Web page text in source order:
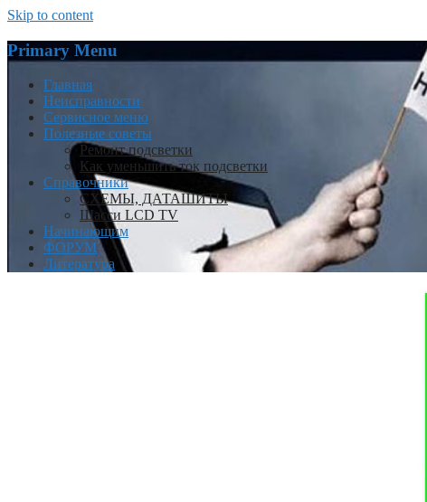
Skip to content
Primary Menu
Главная
Неисправности
Сервисное меню
Полезные советы
Ремонт подсветки
Как уменьшить ток подсветки
Справочники
СХЕМЫ, ДАТАШИТЫ
Шасси LCD TV
Начинающим
ФОРУМ
Литература